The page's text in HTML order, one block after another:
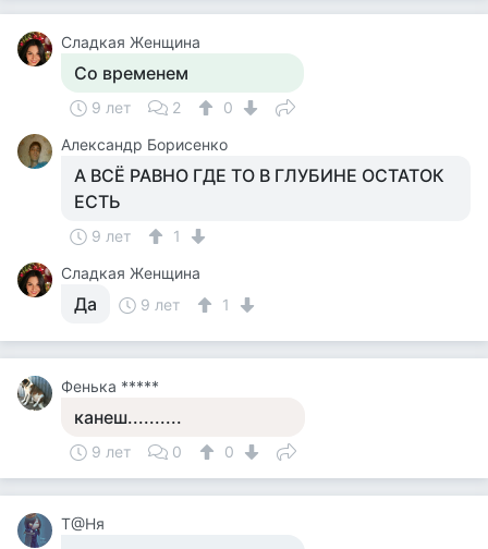
Сладкая Женщина
Со временем
9 лет 2
0
Александр Борисенко
А ВСЁ РАВНО ГДЕ ТО В ГЛУБИНЕ ОСТАТОК
ЕСТЬ
9 лет
1
Сладкая Женщина
Да 9 лет 1
Фенька *****
канеш..........
9 лет 0 0
Т@Ня